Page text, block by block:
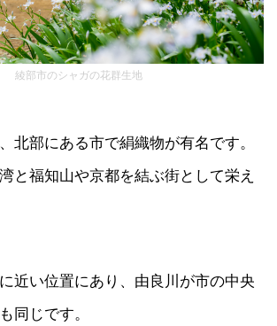
綾部市のシャガの花群生地
北部にある市で絹織物が有名です。
と福知山や京都を結ぶ街として栄え
近い位置にあり、由良川が市の中央
同じです。